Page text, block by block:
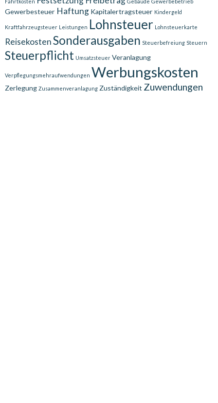
Gewerbesteuer Haftung Kapitalertragsteuer Kindergeld
Kraftfahrzeugsteuer Leistungen Lohnsteuer Lohnsteuerkarte
ReisekostenSonderausgaben Steuerbefreiung Steuern
Steuerpflicht Umsatzsteuer Veranlagung
Verpflegungsmehraufwendungen Werbungskosten
Zerlegung Zusammenveranlagung Zuständigkeit Zuwendungen